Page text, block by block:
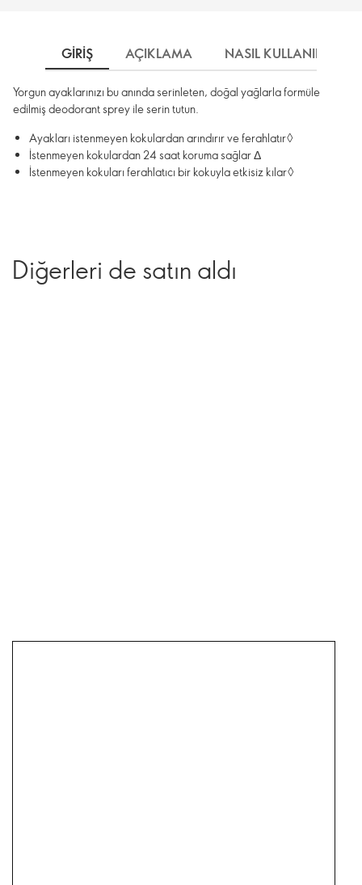
GIRIŞ AÇIKLAMA NASIL KULLANILIR
Yorgun ayaklarınızı bu anında serinleten, doğal yağlarla formüle
edilmiş deodorant sprey ile serin tutun.
Ayakları istenmeyen kokulardan arındırır ve ferahlatır◊
İstenmeyen kokulardan 24 saat koruma sağlar Δ
İstenmeyen kokuları ferahlatıcı bir kokuyla etkisiz kılar◊
Diğerleri de satın aldı